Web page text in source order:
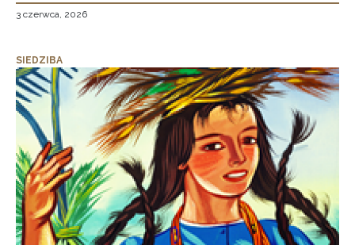
3 czerwca, 2026
SIEDZIBA